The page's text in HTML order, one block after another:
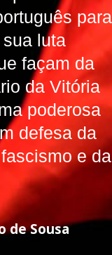
para
luta
façam da
da Vitória
poderosa
defesa da
e da
de Sousa